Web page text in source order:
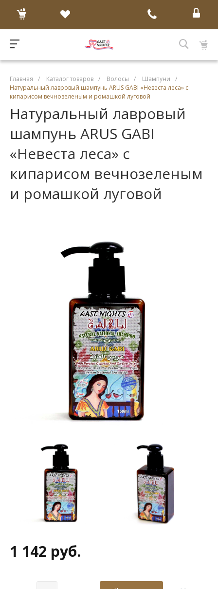
Главная / Каталог товаров / Волосы / Шампуни
/
Натуральный лавровый шампунь ARUS GABI «Невеста леса» с
кипарисом вечнозеленым и ромашкой луговой
Натуральный лавровый
шампунь ARUS GABI
«Невеста леса» с
кипарисом вечнозеленым
и ромашкой луговой
1 142 руб.